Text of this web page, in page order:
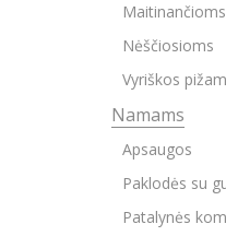
Maitinančioms
Nėščiosioms
Vyriškos
Namams
Apsaugos
Paklodės su
Patalynės